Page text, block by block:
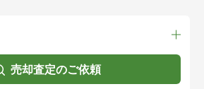
売却査定のご依頼